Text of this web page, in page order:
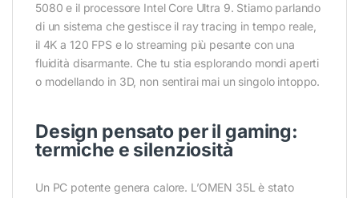
5080 e il processore Intel Core Ultra 9. Stiamo parlando
di un sistema che gestisce il ray tracing in tempo reale,
il 4K a 120 FPS e lo streaming più pesante con una
fluidità disarmante. Che tu stia esplorando mondi aperti
o modellando in 3D, non sentirai mai un singolo intoppo.
Design pensato per il gaming:
termiche e silenziosità
Un PC potente genera calore. L’OMEN 35L è stato